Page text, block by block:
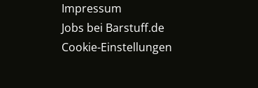
Impressum
Jobs bei Barstuff.de
Cookie-Einstellungen